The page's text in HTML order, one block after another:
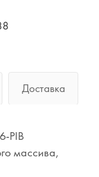
Доставка
PIB
массива,